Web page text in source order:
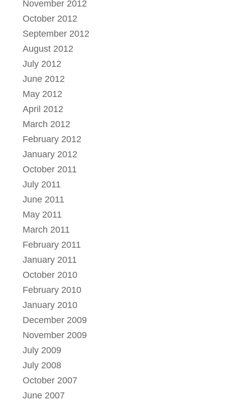
November 2012
October 2012
September 2012
August 2012
July 2012
June 2012
May 2012
April 2012
March 2012
February 2012
January 2012
October 2011
July 2011
June 2011
May 2011
March 2011
February 2011
January 2011
October 2010
February 2010
January 2010
December 2009
November 2009
July 2009
July 2008
October 2007
June 2007